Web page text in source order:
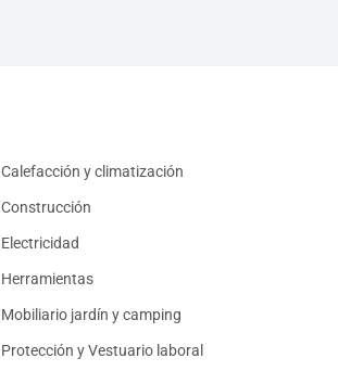
Calefacción y climatización
Construcción
Electricidad
Herramientas
Mobiliario jardín y camping
Protección y Vestuario laboral